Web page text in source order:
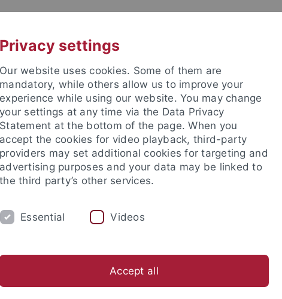
III
VERANSTALTUNGEN
Theologische Fakultät
Privacy settings
Our website uses cookies. Some of them are
mandatory, while others allow us to improve your
experience while using our website. You may change
your settings at any time via the Data Privacy
Statement at the bottom of the page. When you
accept the cookies for video playback, third-party
providers may set additional cookies for targeting and
advertising purposes and your data may be linked to
the third party’s other services.
Essential Videos
Accept all